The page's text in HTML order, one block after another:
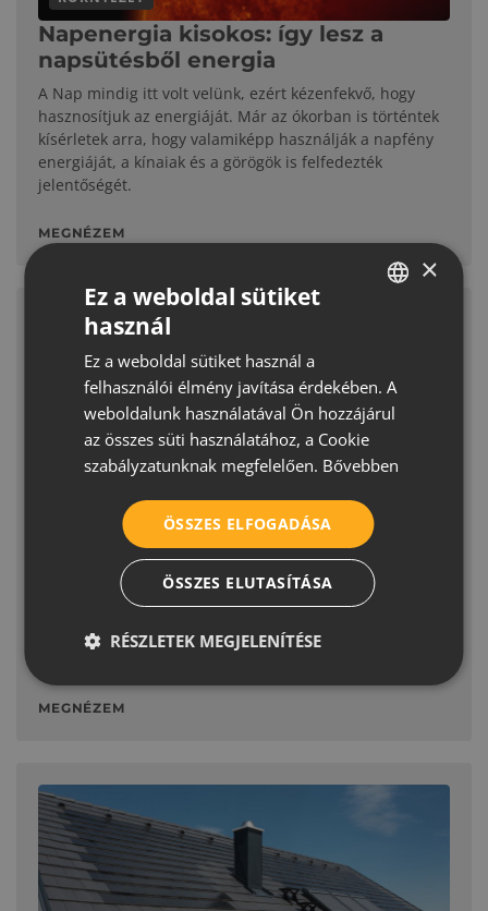
Napenergia kisokos: így lesz a
napsütésből energia
A Nap mindig itt volt velünk, ezért kézenfekvő, hogy
hasznosítjuk az energiáját. Már az ókorban is történtek
kísérletek arra, hogy valamiképp használják a napfény
energiáját, a kínaiak és a görögök is felfedezték
jelentőségét.
MEGNÉZEM
ÉRDEKESSÉG
További tévhitek a napelemes
tetőcserépről
Korábbi bejegyzésünkben a Generon napelemes
tetőcseréppel kapcsolatos leggyakoribb tévhiteket
MEGNÉZEM
SERBIAN
×
Ez a weboldal sütiket
használ
Ez a weboldal sütiket használ a
felhasználói élmény javítása érdekében. A
weboldalunk használatával Ön hozzájárul
az összes süti használatához, a Cookie
szabályzatunknak megfelelően. Bővebben
ÖSSZES ELFOGADÁSA
ÖSSZES ELUTASÍTÁSA
RÉSZLETEK MEGJELENÍTÉSE